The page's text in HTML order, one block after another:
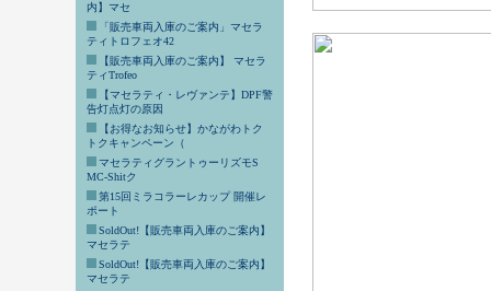
内】マセ
「販売車両入庫のご案内」マセラ
ティトロフェオ42
【販売車両入庫のご案内】 マセラ
ティTrofeo
【マセラティ・レヴァンテ】DPF警
告灯点灯の原因
【お得なお知らせ】かながわトク
トクキャンペーン（
マセラティグラントゥーリズモS
MC-Shitク
第15回ミラコラーレカップ 開催レ
ポート
SoldOut!【販売車両入庫のご案内】
マセラテ
SoldOut!【販売車両入庫のご案内】
マセラテ